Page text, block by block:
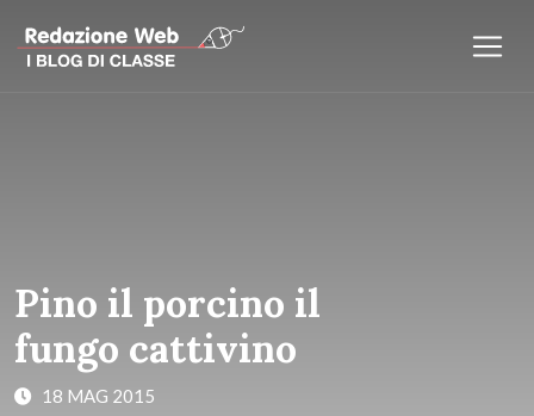
Pino il porcino il
fungo cattivino
18 MAG 2015